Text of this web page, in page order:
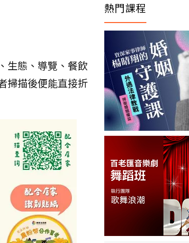
生態、導覽、餐飲
掃描後便能直接折
熱門課程